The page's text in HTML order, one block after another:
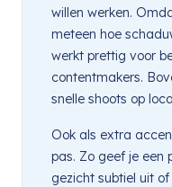
willen werken.
meteen hoe
werkt prettig voor
contentmakers.
snelle shoots op
Ook als extra
pas. Zo geef je een
gezicht subtiel uit